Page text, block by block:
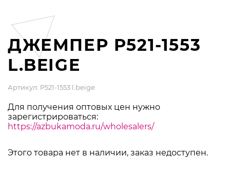
ДЖЕМПЕР P521-1553
L.BEIGE
Артикул: P521-1553 l.beige
Для получения оптовых цен нужно
зарегистрироваться:
https://azbukamoda.ru/wholesalers/
Этого товара нет в наличии, заказ недоступен.